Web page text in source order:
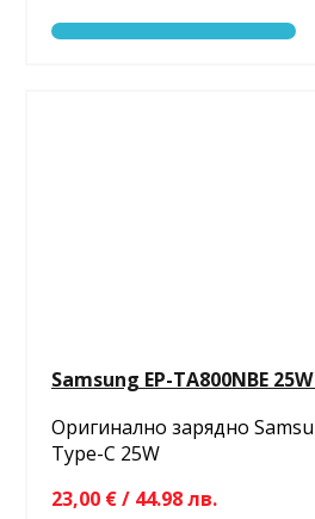
Samsung EP-TA800NBE
Оригинално зарядно
Type-C 25W
23,00 € / 44.98 лв.